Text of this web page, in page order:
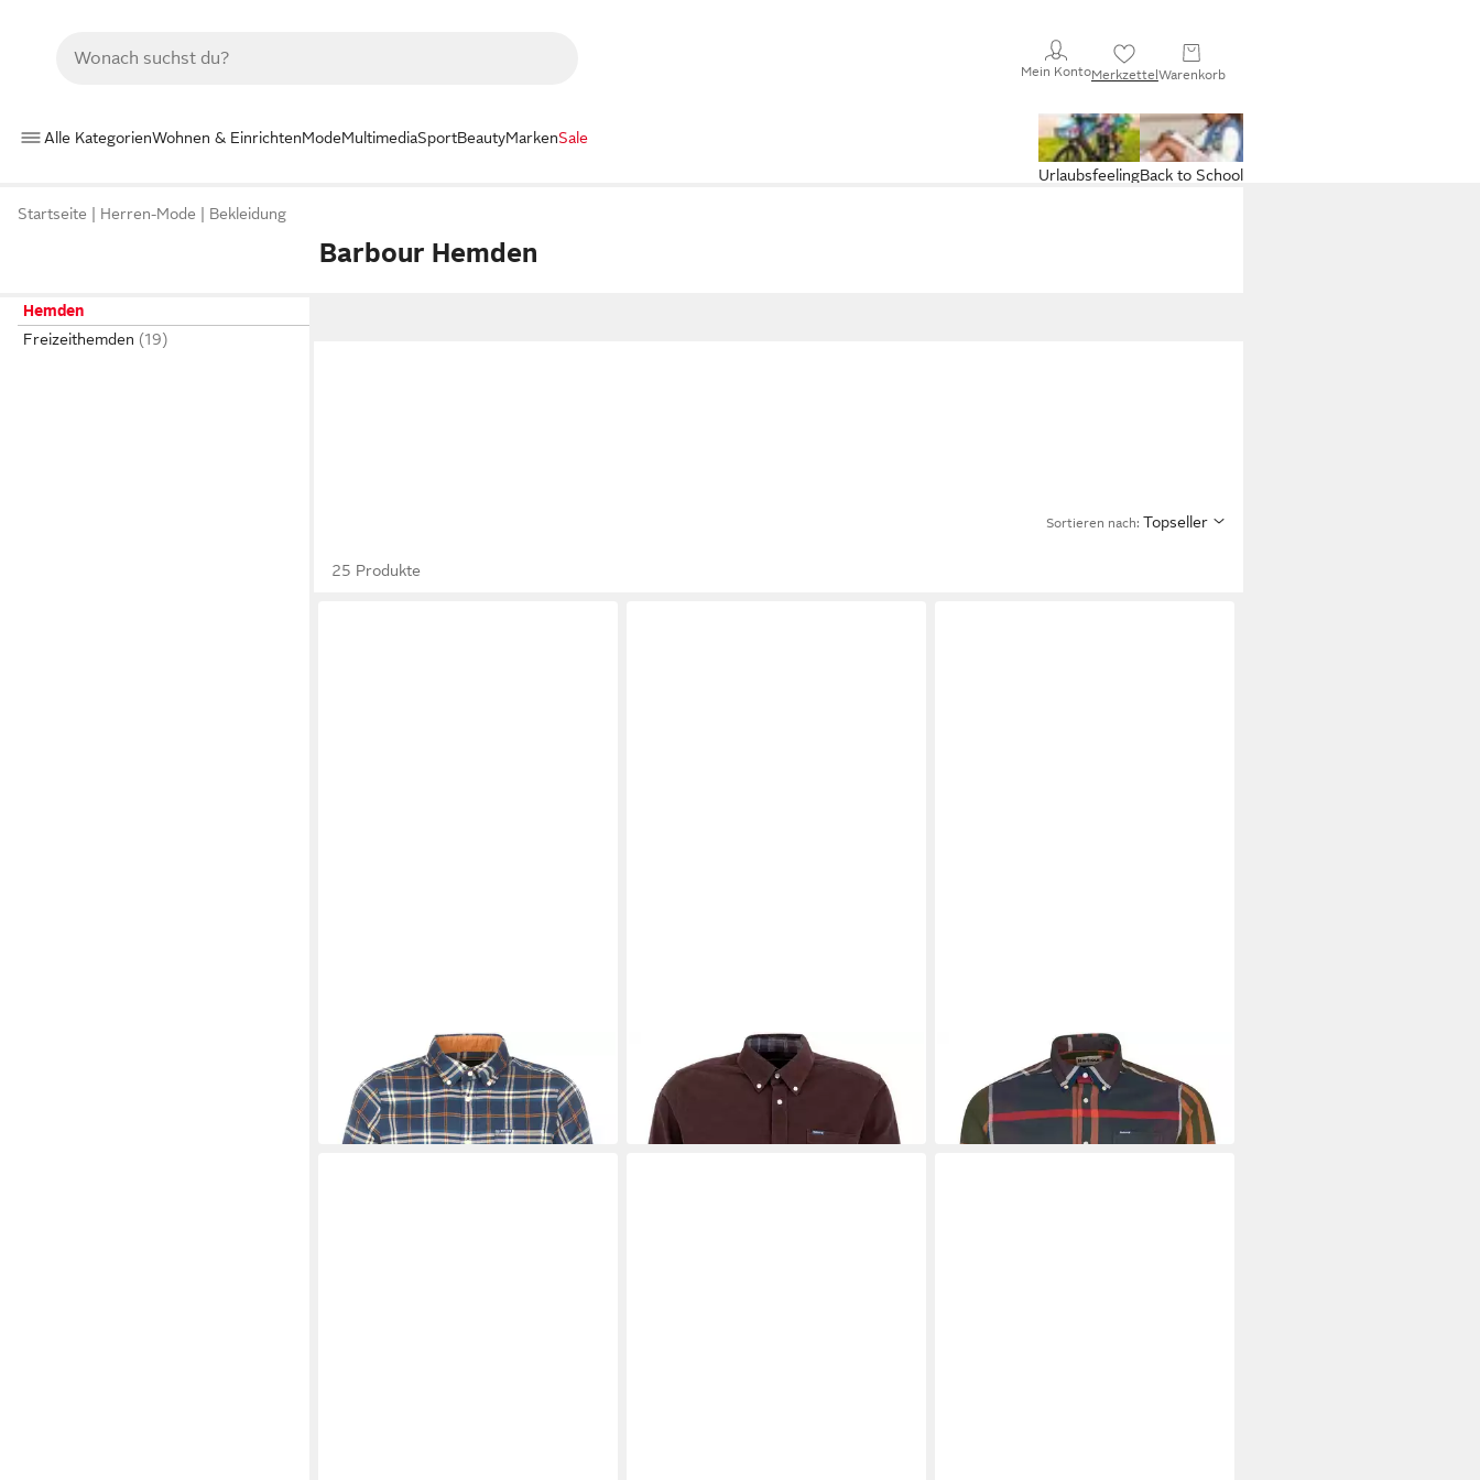
Mein KontoMerkzettelWarenkorb
Alle KategorienWohnen & EinrichtenModeMultimediaSportBeautyMarkenSale
Back to School
Urlaubsfeeling
Startseite Herren-Mode Bekleidung
Barbour Hemden
Hemden
Freizeithemden
Sortieren nach: Topseller
25 Produkte
Flanellhemd Karohemd Crossfell
Tailored Checked
99,99 €
Flanellhemd Cordhemd Ramsey
99,99 €
Flanellhemd Karohemd Dunoon
99,99 €